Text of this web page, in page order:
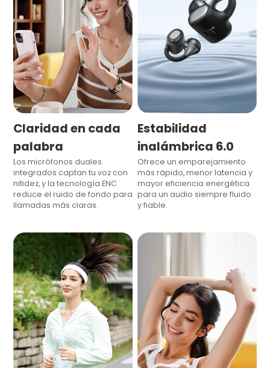
Claridad en cada
palabra
Los micrófonos duales
integrados captan tu voz con
nitidez, y la tecnología ENC
reduce el ruido de fondo para
llamadas más claras.
Estabilidad
inalámbrica 6.0
Ofrece un emparejamiento
más rápido, menor latencia y
mayor eficiencia energética
para un audio siempre fluido
y fiable.